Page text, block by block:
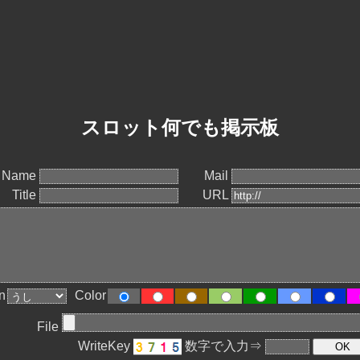
スロット何でも掲示板
Name
Mail
Title
URL
Color
File
WriteKey
数字で入力⇒